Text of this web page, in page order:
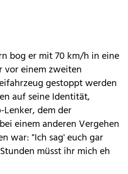
bog er mit 70 km/h in eine
vor einem zweiten
gestoppt werden
auf seine Identität,
dem der
einem anderen Vergehen
war: "Ich sag' euch gar
müsst ihr mich eh